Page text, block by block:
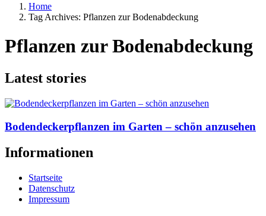
Home
Tag Archives: Pflanzen zur Bodenabdeckung
Pflanzen zur Bodenabdeckung
Latest stories
Bodendeckerpflanzen im Garten – schön anzusehen
Informationen
Startseite
Datenschutz
Impressum